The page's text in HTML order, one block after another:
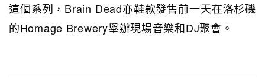
這個系列，Brain Dead亦鞋款發售前一天在洛杉磯
的Homage Brewery舉辦現場音樂和DJ聚會。